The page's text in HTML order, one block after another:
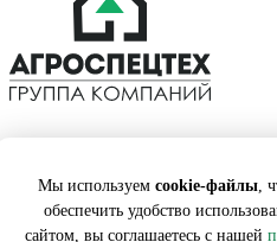
данном сайте, носит
при каких условиях не является
положениями статьи 437 ГК РФ.
Мы используем cookie-файлы,
обеспечить удобство
сайтом, вы соглашаетесь с нашей